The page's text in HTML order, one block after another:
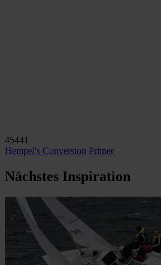
45441
Hempel's Conversion Primer
Nächstes Inspiration